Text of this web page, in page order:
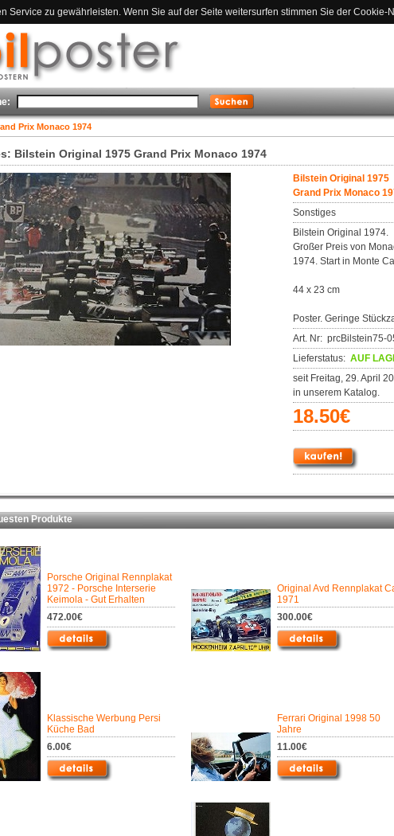
Service zu gewährleisten. Wenn Sie auf der Seite weitersurfen stimmen Sie der Cookie-
Prix Monaco 1974
Bilstein Original 1975 Grand Prix Monaco 1974
Bilstein Original 1975
Grand Prix Monaco
Sonstiges
Bilstein Original 1974.
Großer Preis von
1974. Start in Monte
44 x 23 cm
Poster. Geringe
Art. Nr: prcBilstein75-
Lieferstatus: AUF
seit Freitag, 29. April
in unserem Katalog.
18.50€
Produkte
Porsche Original Rennplakat
1972 - Porsche Interserie
Keimola - Gut Erhalten
472.00€
Original Avd Rennplakat
1971
300.00€
Klassische Werbung Persi
Küche Bad
6.00€
Ferrari Original 1998 50
Jahre
11.00€